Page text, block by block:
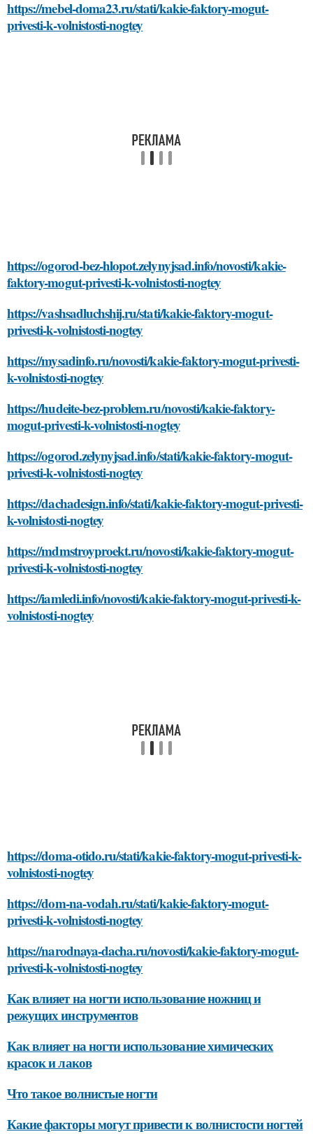
https://mebel-doma23.ru/stati/kakie-faktory-mogut-
privesti-k-volnistosti-nogtey
https://ogorod-bez-hlopot.zelynyjsad.info/novosti/kakie-
faktory-mogut-privesti-k-volnistosti-nogtey
https://vashsadluchshij.ru/stati/kakie-faktory-mogut-
privesti-k-volnistosti-nogtey
https://mysadinfo.ru/novosti/kakie-faktory-mogut-privesti-
k-volnistosti-nogtey
https://hudeite-bez-problem.ru/novosti/kakie-faktory-
mogut-privesti-k-volnistosti-nogtey
https://ogorod.zelynyjsad.info/stati/kakie-faktory-mogut-
privesti-k-volnistosti-nogtey
https://dachadesign.info/stati/kakie-faktory-mogut-privesti-
k-volnistosti-nogtey
https://mdmstroyproekt.ru/novosti/kakie-faktory-mogut-
privesti-k-volnistosti-nogtey
https://iamledi.info/novosti/kakie-faktory-mogut-privesti-k-
volnistosti-nogtey
https://doma-otido.ru/stati/kakie-faktory-mogut-privesti-k-
volnistosti-nogtey
https://dom-na-vodah.ru/stati/kakie-faktory-mogut-
privesti-k-volnistosti-nogtey
https://narodnaya-dacha.ru/novosti/kakie-faktory-mogut-
privesti-k-volnistosti-nogtey
Как влияет на ногти использование ножниц и
режущих инструментов
Как влияет на ногти использование химических
красок и лаков
Что такое волнистые ногти
Какие факторы могут привести к волнистости ногтей